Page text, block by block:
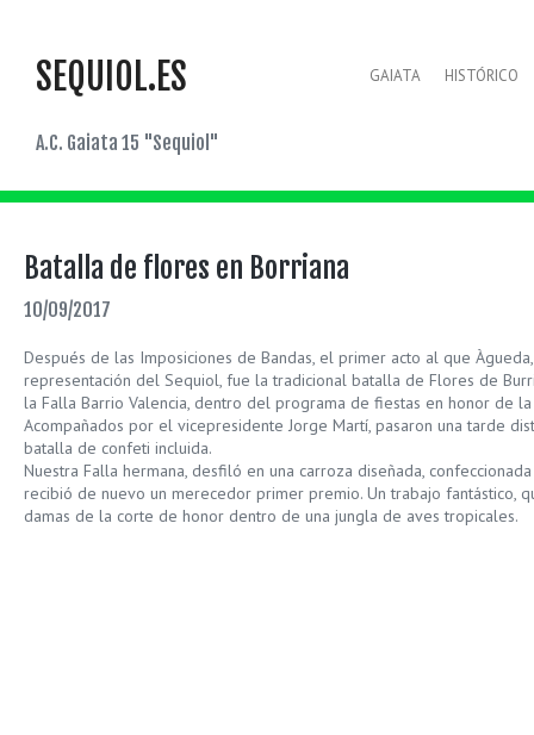
SEQUIOL.ES
A.C. Gaiata 15 "Sequiol"
GAIATA HISTÓRICO
Batalla de flores en Borriana
10/09/2017
Después de las Imposiciones de Bandas, el primer acto al que
representación del Sequiol, fue la tradicional batalla de Flores de
la Falla Barrio Valencia, dentro del programa de fiestas en honor de
Acompañados por el vicepresidente Jorge Martí, pasaron una tarde
batalla de confeti incluida.
Nuestra Falla hermana, desfiló en una carroza diseñada,
recibió de nuevo un merecedor primer premio. Un trabajo fantástico,
damas de la corte de honor dentro de una jungla de aves tropicales.